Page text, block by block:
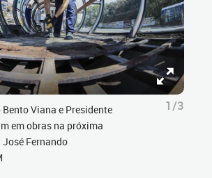
Viana e Presidente
em obras na próxima
Fernando
1/3